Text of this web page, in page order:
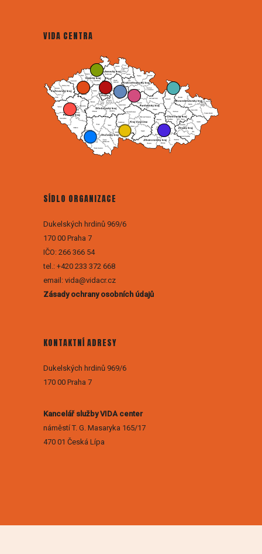
VIDA CENTRA
SÍDLO ORGANIZACE
Dukelských hrdinů 969/6
170 00 Praha 7
IČO: 266 366 54
tel.: +420 233 372 668
email: vida@vidacr.cz
Zásady ochrany osobních údajů
KONTAKTNÍ ADRESY
Dukelských hrdinů 969/6
170 00 Praha 7
Kancelář služby VIDA center
náměstí T. G. Masaryka 165/17
470 01 Česká Lípa